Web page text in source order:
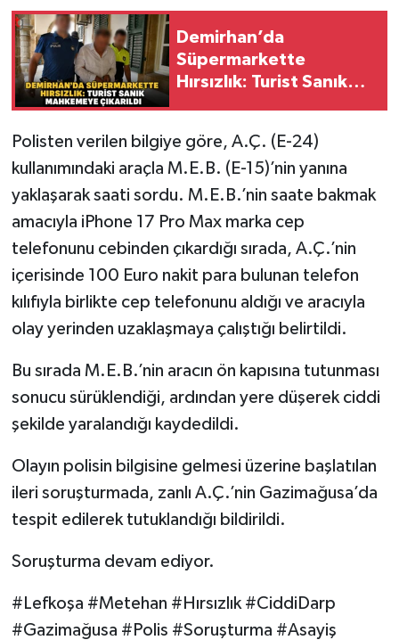
Demirhan’da
Süpermarkette
Hırsızlık: Turist Sanık
Polisten verilen bilgiye göre, A.Ç. (E-24)
kullanımındaki araçla M.E.B. (E-15)’nin yanına
yaklaşarak saati sordu. M.E.B.’nin saate bakmak
amacıyla iPhone 17 Pro Max marka cep
telefonunu cebinden çıkardığı sırada, A.Ç.’nin
içerisinde 100 Euro nakit para bulunan telefon
kılıfıyla birlikte cep telefonunu aldığı ve aracıyla
olay yerinden uzaklaşmaya çalıştığı belirtildi.
Bu sırada M.E.B.’nin aracın ön kapısına tutunması
sonucu sürüklendiği, ardından yere düşerek ciddi
şekilde yaralandığı kaydedildi.
Olayın polisin bilgisine gelmesi üzerine başlatılan
ileri soruşturmada, zanlı A.Ç.’nin Gazimağusa’da
tespit edilerek tutuklandığı bildirildi.
Soruşturma devam ediyor.
#Lefkoşa #Metehan #Hırsızlık #CiddiDarp
#Gazimağusa #Polis #Soruşturma #Asayiş